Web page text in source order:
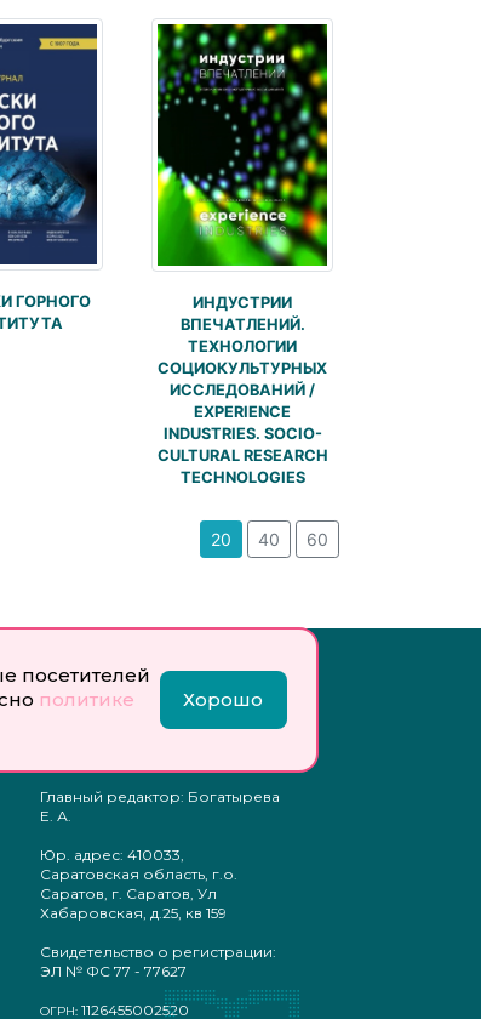
посетителей
политике
Хорошо
ГОРНОГО
ИНДУСТРИИ
ВПЕЧАТЛЕНИЙ.
ТЕХНОЛОГИИ
СОЦИОКУЛЬТУРНЫХ
ИССЛЕДОВАНИЙ /
EXPERIENCE
INDUSTRIES. SOCIO-
CULTURAL RESEARCH
TECHNOLOGIES
20 40 60
Учредитель: Общество с
Главный редактор: Богатырева
Е. А.
Юр. адрес: 410033,
Саратовская область, г.о.
Саратов, г. Саратов, Ул
Хабаровская, д.25, кв 159
Свидетельство о регистрации:
ЭЛ № ФС 77 - 77627
ОГРН: 1126455002520